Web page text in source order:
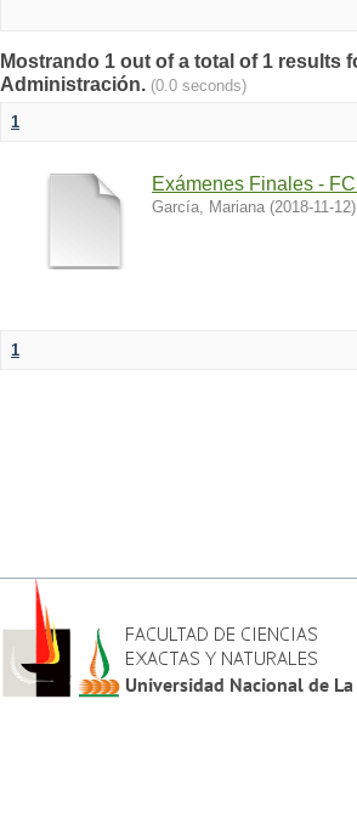
Mostrando 1 out of a total of 1 results
Administración. (0.0 seconds)
1
Exámenes Finales -
García, Mariana (2018-11-12)
1